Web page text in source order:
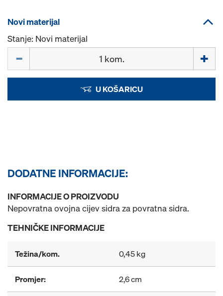
Novi materijal
Stanje: Novi materijal
U KOŠARICU
DODATNE INFORMACIJE:
INFORMACIJE O PROIZVODU
Nepovratna ovojna cijev sidra za povratna sidra.
TEHNIČKE INFORMACIJE
Težina/kom. 0,45 kg
Promjer: 2,6 cm